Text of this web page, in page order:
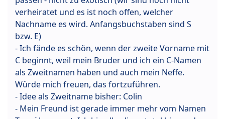
verheiratet und es ist noch offen, welcher
Nachname es wird. Anfangsbuchstaben sind S
bzw. E)
- Ich fände es schön, wenn der zweite Vorname mit
C beginnt, weil mein Bruder und ich ein C-Namen
als Zweitnamen haben und auch mein Neffe.
Würde mich freuen, das fortzuführen.
- Idee als Zweitname bisher: Colin
- Mein Freund ist gerade immer mehr vom Namen